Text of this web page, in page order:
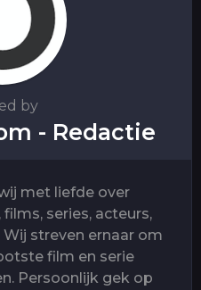
by
- Redactie
met liefde over
series, acteurs,
streven ernaar om
film en serie
Persoonlijk gek op